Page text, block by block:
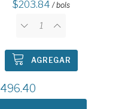
203.84 / bols
AGREGAR
496.40